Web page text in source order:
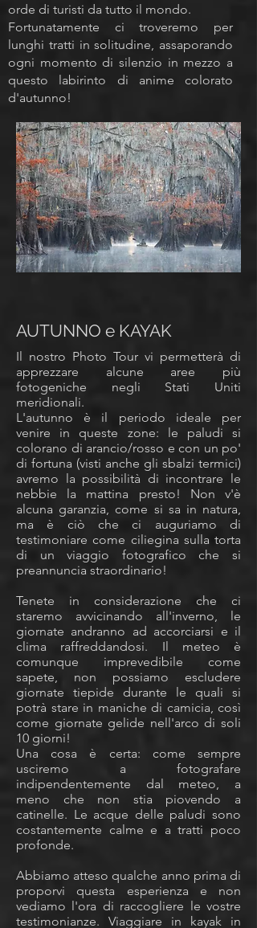
orde di turisti da tutto il mondo.
Fortunatamente ci troveremo per
lunghi tratti in solitudine, assaporando
ogni momento di silenzio in mezzo a
questo labirinto di anime colorato
d'autunno!
AUTUNNO e KAYAK
Il nostro Photo Tour vi permetterà di
apprezzare alcune aree più
fotogeniche negli Stati Uniti
meridionali.
L'autunno è il periodo ideale per
venire in queste zone: le paludi si
colorano di arancio/rosso e con un po'
di fortuna (visti anche gli sbalzi termici)
avremo la possibilità di incontrare le
nebbie la mattina presto! Non v'è
alcuna garanzia, come si sa in natura,
ma è ciò che ci auguriamo di
testimoniare come ciliegina sulla torta
di un viaggio fotografico che si
preannuncia straordinario!
Tenete in considerazione che ci
staremo avvicinando all'inverno, le
giornate andranno ad accorciarsi e il
clima raffreddandosi. Il meteo è
comunque imprevedibile come
sapete, non possiamo escludere
giornate tiepide durante le quali si
potrà stare in maniche di camicia, così
come giornate gelide nell'arco di soli
10 giorni!
Una cosa è certa: come sempre
usciremo a fotografare
indipendentemente dal meteo, a
meno che non stia piovendo a
catinelle. Le acque delle paludi sono
costantemente calme e a tratti poco
profonde.
Abbiamo atteso qualche anno prima di
proporvi questa esperienza e non
vediamo l'ora di raccogliere le vostre
testimonianze. Viaggiare in kayak in